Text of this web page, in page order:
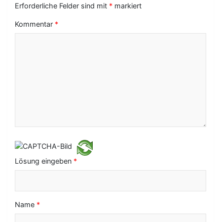
N
o
n
Erforderliche Felder sind mit * markiert
Kommentar *
Lösung eingeben *
Name *